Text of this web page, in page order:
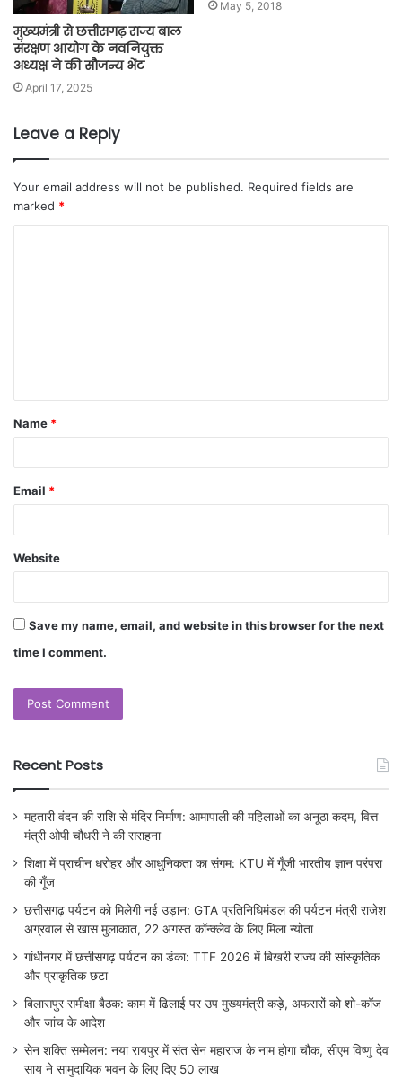
मुख्यमंत्री से छत्तीसगढ़ राज्य बाल
संरक्षण आयोग के नवनियुक्त
अध्यक्ष ने की सौजन्य भेंट
April 17, 2025
May 5, 2018
Leave a Reply
Your email address will not be published. Required fields are
marked *
Name *
Email *
Website
Save my name, email, and website in this browser for the next
time I comment.
Recent Posts
महतारी वंदन की राशि से मंदिर निर्माण: आमापाली की महिलाओं का अनूठा कदम, वित्त
मंत्री ओपी चौधरी ने की सराहना
शिक्षा में प्राचीन धरोहर और आधुनिकता का संगम: KTU में गूँजी भारतीय ज्ञान परंपरा
की गूँज
छत्तीसगढ़ पर्यटन को मिलेगी नई उड़ान: GTA प्रतिनिधिमंडल की पर्यटन मंत्री राजेश
अग्रवाल से खास मुलाकात, 22 अगस्त कॉन्क्लेव के लिए मिला न्योता
गांधीनगर में छत्तीसगढ़ पर्यटन का डंका: TTF 2026 में बिखरी राज्य की सांस्कृतिक
और प्राकृतिक छटा
बिलासपुर समीक्षा बैठक: काम में ढिलाई पर उप मुख्यमंत्री कड़े, अफसरों को शो-कॉज
और जांच के आदेश
सेन शक्ति सम्मेलन: नया रायपुर में संत सेन महाराज के नाम होगा चौक, सीएम विष्णु देव
साय ने सामुदायिक भवन के लिए दिए 50 लाख